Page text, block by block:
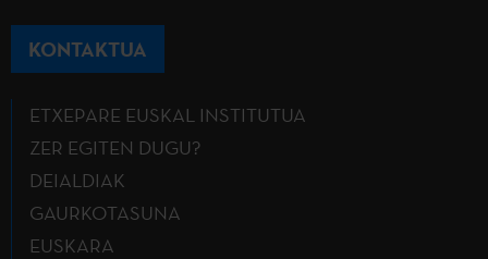
KONTAKTUA
ETXEPARE EUSKAL INSTITUTUA
ZER EGITEN DUGU?
DEIALDIAK
GAURKOTASUNA
EUSKARA